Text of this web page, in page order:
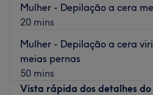
Mulher - Depilação a cera
20 mins
Mulher - Depilação a cera
meias pernas
50 mins
Vista rápida dos detalhes